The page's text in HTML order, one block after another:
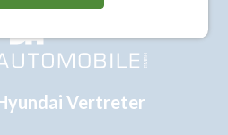
Vertreter